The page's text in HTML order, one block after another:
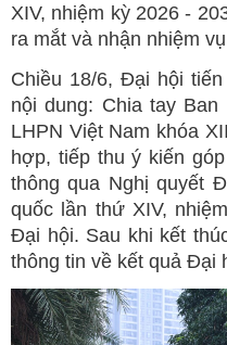
XIV, nhiệm kỳ 2026 -
ra mắt và nhận nhiệm
Chiều 18/6, Đại hội
nội dung: Chia tay
LHPN Việt Nam khóa
hợp, tiếp thu ý kiến
thông qua Nghị quyết
quốc lần thứ XIV,
Đại hội. Sau khi kết
thông tin về kết quả Đại